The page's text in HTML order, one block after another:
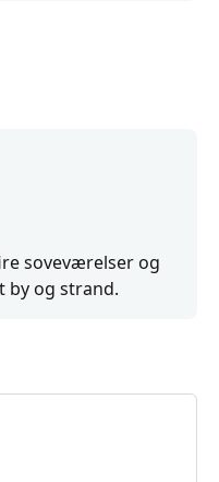
soveværelser og
by og strand.